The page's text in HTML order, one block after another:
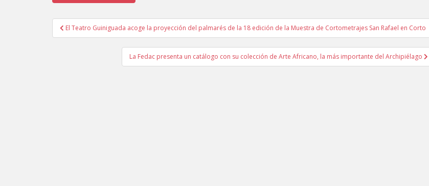
Navegación de entradas
El Teatro Guiniguada acoge la proyección del palmarés de la 18 edición de la Muestra de Cortometrajes San Rafael en Corto
La Fedac presenta un catálogo con su colección de Arte Africano, la más importante del Archipiélago